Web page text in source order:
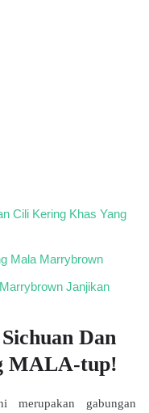
Cili Kering Khas Yang
Mala Marrybrown
Janjikan
Dan
MALA-tup!
merupakan gabungan